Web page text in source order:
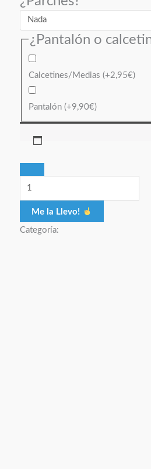
¿Pantalón o
Calcetines/Medias(+2,95€)
Pantalón(+9,90€)
Me la Llevo!
Categoría: